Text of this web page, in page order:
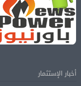
أخبار الإستثمار